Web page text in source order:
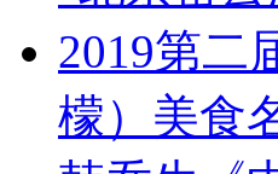
2019第二
檬）美食